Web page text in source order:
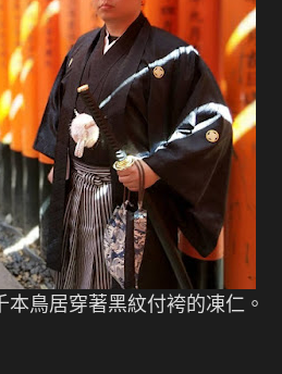
鳥居穿著黑紋付袴的凍仁。